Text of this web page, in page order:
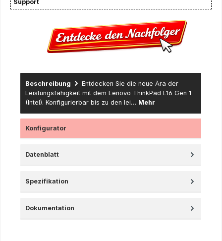
Support
Beschreibung
Entdecken Sie die neue Ära der
Leistungsfähigkeit mit dem Lenovo ThinkPad L16 Gen 1
(Intel). Konfigurierbar bis zu den lei… Mehr
Konfigurator
Datenblatt
Spezifikation
Dokumentation